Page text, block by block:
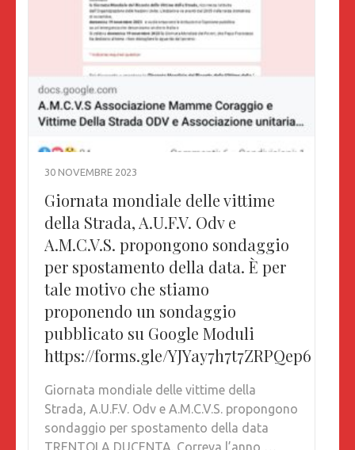
30 NOVEMBRE 2023
Giornata mondiale delle vittime
della Strada, A.U.F.V. Odv e
A.M.C.V.S. propongono sondaggio
per spostamento della data. È per
tale motivo che stiamo
proponendo un sondaggio
pubblicato su Google Moduli
https://forms.gle/YJYay7h7t7ZRPQep6
Giornata mondiale delle vittime della
Strada, A.U.F.V. Odv e A.M.C.V.S. propongono
sondaggio per spostamento della data
TRENTOLA DUCENTA. Correva l’anno …